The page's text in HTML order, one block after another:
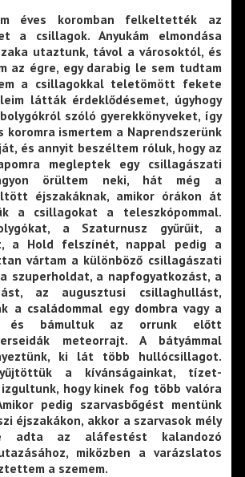
éves koromban felkeltették az
a csillagok. Anyukám elmondása
utaztunk, távol a városoktól, és
az égre, egy darabig le sem tudtam
a csillagokkal teletömött fekete
látták érdeklődésemet, úgyhogy
szóló gyerekkönyveket, így
koromra ismertem a Naprendszerünk
és annyit beszéltem róluk, hogy az
megleptek egy csillagászati
örültem neki, hát még a
éjszakáknak, amikor órákon át
a csillagokat a teleszkópommal.
a Szaturnusz gyűrűit, a
a Hold felszínét, nappal pedig a
vártam a különböző csillagászati
szuperholdat, a napfogyatkozást, a
az augusztusi csillaghullást,
a családommal egy dombra vagy a
és bámultuk az orrunk előtt
meteorrajt. A bátyámmal
ki lát több hullócsillagot.
a kívánságainkat, tízet-
hogy kinek fog több valóra
pedig szarvasbőgést mentünk
éjszakákon, akkor a szarvasok mély
adta az aláfestést kalandozó
miközben a varázslatos
a szemem.